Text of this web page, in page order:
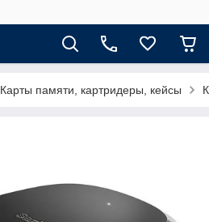
Карты памяти, картридеры, кейсы